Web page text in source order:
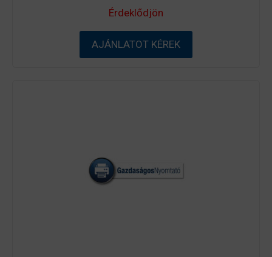
0
a
5
-
b
ő
Érdeklődjön
AJÁNLATOT KÉREK